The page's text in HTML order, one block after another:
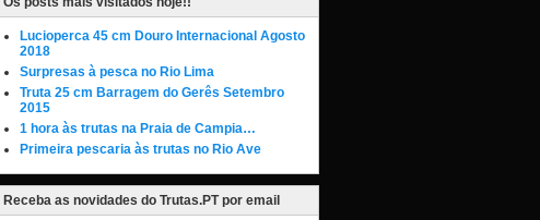
Lucioperca 45 cm Douro Internacional Agosto
2018
Surpresas à pesca no Rio Lima
Truta 25 cm Barragem do Gerês Setembro
2015
1 hora às trutas na Praia de Campia…
Primeira pescaria às trutas no Rio Ave
Receba as novidades do Trutas.PT por email